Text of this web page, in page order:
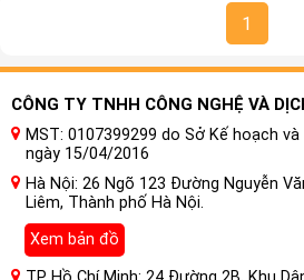
1
CÔNG TY TNHH CÔNG NGHỆ VÀ
MST: 0107399299 do Sở Kế hoạch
ngày 15/04/2016
Hà Nội: 26 Ngõ 123 Đường Nguyễn
Liêm, Thành phố Hà Nội.
Xem bản đồ